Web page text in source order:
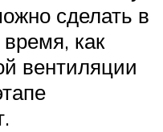
сделать в
как
вентиляции